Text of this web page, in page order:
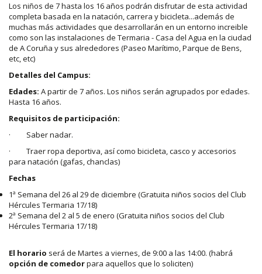
Los niños de 7 hasta los 16 años podrán disfrutar de esta actividad
completa basada en la natación, carrera y bicicleta...además de
muchas más actividades que desarrollarán en un entorno increible
como son las instalaciones de Termaria - Casa del Agua en la ciudad
de A Coruña y sus alrededores (Paseo Marítimo, Parque de Bens,
etc, etc)
Detalles del Campus:
Edades: A partir de 7 años. Los niños serán agrupados por edades.
Hasta 16 años.
Requisitos de participación:
· Saber nadar.
· Traer ropa deportiva, así como bicicleta, casco y accesorios
para natación (gafas, chanclas)
Fechas
1ª Semana del 26 al 29 de diciembre (Gratuita niños socios del Club
Hércules Termaria 17/18)
2ª Semana del 2 al 5 de enero (Gratuita niños socios del Club
Hércules Termaria 17/18)
El horario será de Martes a viernes, de 9:00 a las 14:00. (habrá
opción de comedorpara aquellos que lo soliciten)